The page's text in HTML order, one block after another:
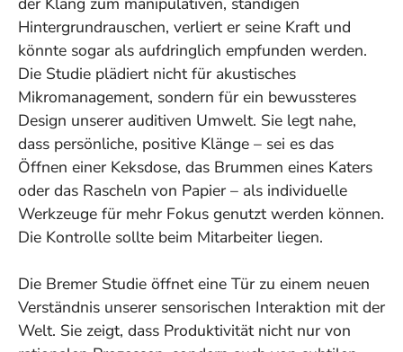
Hintergrundrauschen, verliert er seine Kraft und
könnte sogar als aufdringlich empfunden werden.
Die Studie plädiert nicht für akustisches
Mikromanagement, sondern für ein bewussteres
Design unserer auditiven Umwelt. Sie legt nahe,
dass persönliche, positive Klänge – sei es das
Öffnen einer Keksdose, das Brummen eines Katers
oder das Rascheln von Papier – als individuelle
Werkzeuge für mehr Fokus genutzt werden können.
Die Kontrolle sollte beim Mitarbeiter liegen.
Die Bremer Studie öffnet eine Tür zu einem neuen
Verständnis unserer sensorischen Interaktion mit der
Welt. Sie zeigt, dass Produktivität nicht nur von